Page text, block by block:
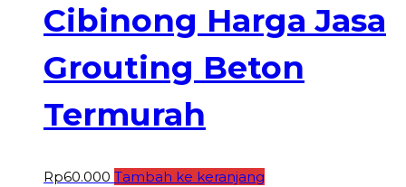
Cibinong Harga Jasa
Grouting Beton
Termurah
Rp60.000 Tambah ke keranjang